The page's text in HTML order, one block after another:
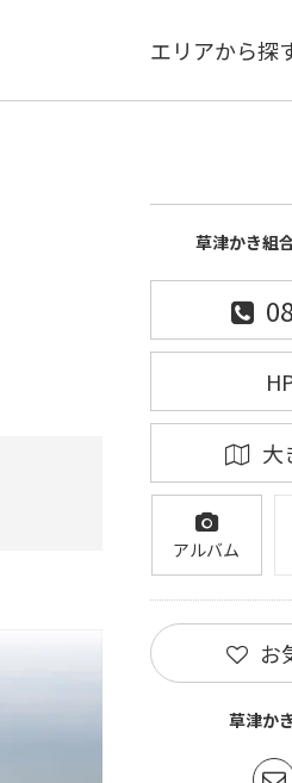
エリアから探
草津かき組
大
アルバム
お
草津か